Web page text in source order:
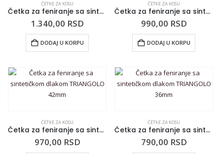
ČETKE ZA KOSU
Četka za feniranje sa sintetičkom dlakom TRIANGOLO 60mm
1.340,00 RSD
DODAJ U KORPU
ČETKE ZA KOSU
Četka za feniranje sa sintetičkom dlakom TRIANGOLO 48mm
990,00 RSD
DODAJ U KORPU
ČETKE ZA KOSU
Četka za feniranje sa sintetičkom dlakom TRIANGOLO 42mm
970,00 RSD
ČETKE ZA KOSU
Četka za feniranje sa sintetičkom dlakom TRIANGOLO 36mm
790,00 RSD